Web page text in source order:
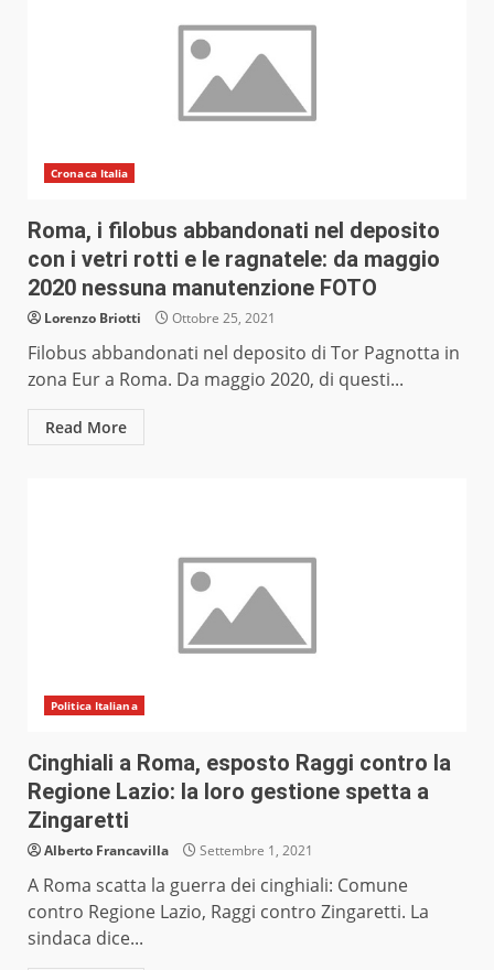
Cronaca Italia
Roma, i filobus abbandonati nel deposito
con i vetri rotti e le ragnatele: da maggio
2020 nessuna manutenzione FOTO
Lorenzo Briotti Ottobre 25, 2021
Filobus abbandonati nel deposito di Tor Pagnotta in
zona Eur a Roma. Da maggio 2020, di questi...
Read More
Politica Italiana
Cinghiali a Roma, esposto Raggi contro la
Regione Lazio: la loro gestione spetta a
Zingaretti
Alberto Francavilla Settembre 1, 2021
A Roma scatta la guerra dei cinghiali: Comune
contro Regione Lazio, Raggi contro Zingaretti. La
sindaca dice...